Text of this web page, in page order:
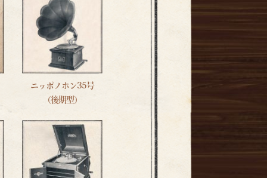
ニッポノホン35号
（後期型）